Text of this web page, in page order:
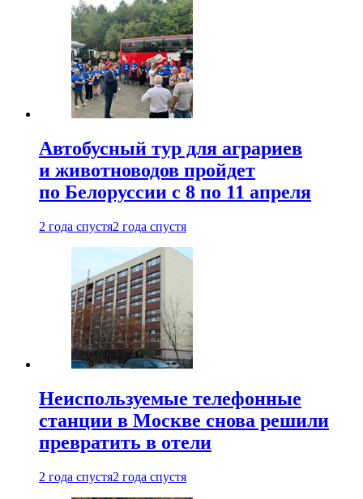
Автобусный тур для аграриев
и животноводов пройдет
по Белоруссии с 8 по 11 апреля
2 года спустя2 года спустя
Неиспользуемые телефонные
станции в Москве снова решили
превратить в отели
2 года спустя2 года спустя